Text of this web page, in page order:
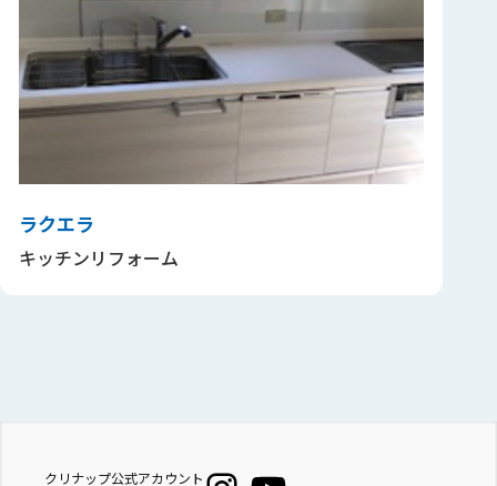
ラクエラ
キッチンリフォーム
クリナップ公式アカウント